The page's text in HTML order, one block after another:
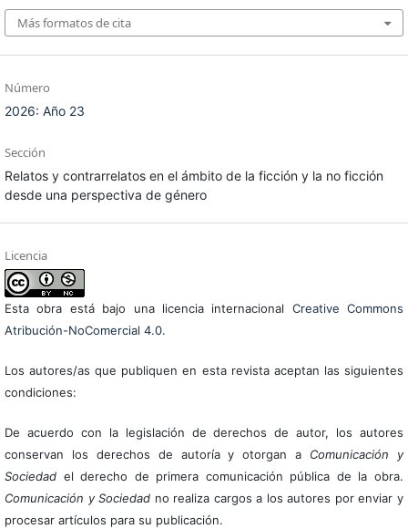
Más formatos de cita
Número
2026: Año 23
Sección
Relatos y contrarrelatos en el ámbito de la ficción y la no ficción
desde una perspectiva de género
Licencia
Esta obra está bajo una licencia internacional Creative Commons
Atribución-NoComercial 4.0.
Los autores/as que publiquen en esta revista aceptan las siguientes
condiciones:
De acuerdo con la legislación de derechos de autor, los autores
conservan los derechos de autoría y otorgan a Comunicación y
Sociedadel derecho de primera comunicación pública de la obra.
Comunicación y Sociedad no realiza cargos a los autores por enviar y
procesar artículos para su publicación.